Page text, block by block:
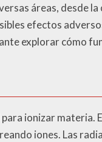
áreas, desde la
efectos
explorar cómo
ionizar
iones. Las